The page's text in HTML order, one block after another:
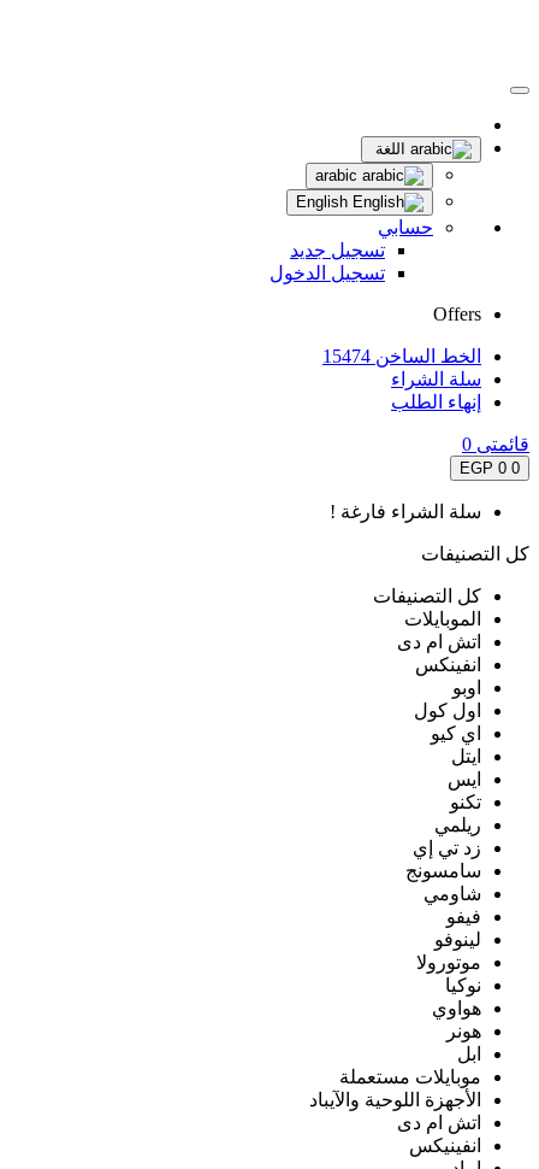
اللغة
حسابي
تسجيل جديد
تسجيل الدخول
Offers
الخط الساخن 15474
سلة الشراء
إنهاء الطلب
قائمتى 0
0
0 EGP
سلة الشراء فارغة !
كل التصنيفات
كل التصنيفات
الموبايلات
اتش ام دى
انفينكس
اوبو
اول كول
اي كيو
ايتل
ايس
تكنو
ريلمي
زد تي إي
سامسونج
شاومي
فيفو
لينوفو
موتورولا
نوكيا
هواوي
هونر
ابل
موبايلات مستعملة
الأجهزة اللوحية والآيباد
اتش ام دى
انفينيكس